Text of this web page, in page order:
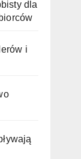
dla
i